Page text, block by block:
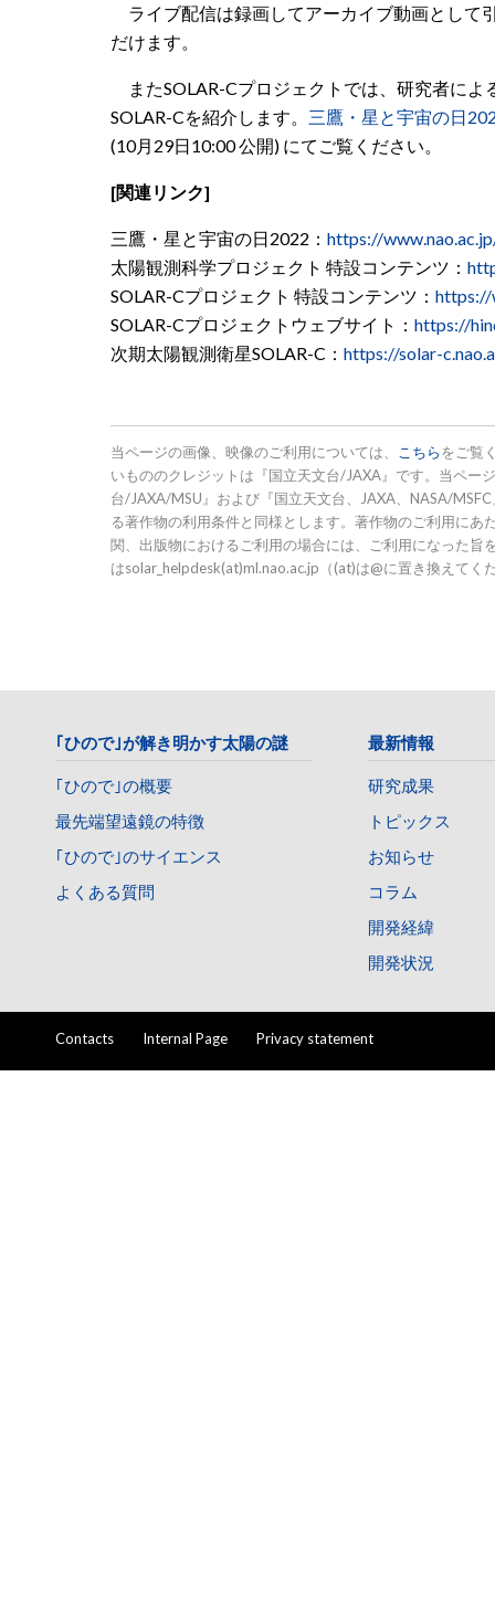
ライブ配信は録画してアーカイブ動画として
だけます。
またSOLAR-Cプロジェクトでは、研究者に
SOLAR-Cを紹介します。 三鷹・星と宇宙の日
(10月29日10:00 公開) にてご覧ください。
[関連リンク]
三鷹・星と宇宙の日2022： https://
太陽観測科学プロジェクト 特設コンテンツ：
SOLAR-Cプロジェクト 特設コンテンツ： https://
SOLAR-Cプロジェクトウェブサイト： https://
次期太陽観測衛星SOLAR-C： https://solar-
当ページの画像、映像のご利用については、 こちらをご覧
いもののクレジットは『国立天文台/JAXA』です。当ペー
台/JAXA/MSU』および『国立天文台、JAXA、NASA/
る著作物の利用条件と同様とします。著作物のご利用に
関、出版物におけるご利用の場合には、ご利用になった
はsolar_helpdesk(at)ml.nao.ac.jp（(at)は@に置き換えてく
｢ひので｣が解き明かす太陽の謎
｢ひので｣の概要
最先端望遠鏡の特徴
｢ひので｣のサイエンス
よくある質問
最新情報
研究成果
トピックス
お知らせ
コラム
開発経緯
開発状況
Contacts Internal Page Privacy statement